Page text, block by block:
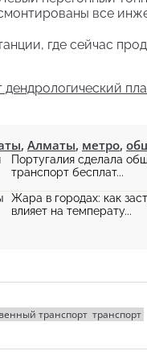
все
где сейчас
, Алматы, метро,
Португалия сделала
транспорт бесплат...
Жара в городах: как
влияет на температу...
транспорт транспорт